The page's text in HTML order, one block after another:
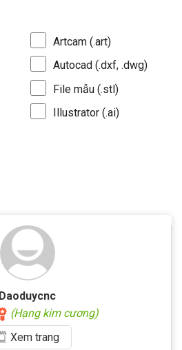
Artcam (.art)
Autocad (.dxf, .dwg)
File mẫu (.stl)
Illustrator (.ai)
Daoduycnc
(Hạng kim cương)
Xemtrang